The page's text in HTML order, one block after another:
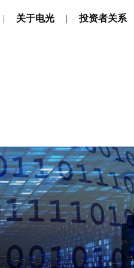
关于电光 投资者关系